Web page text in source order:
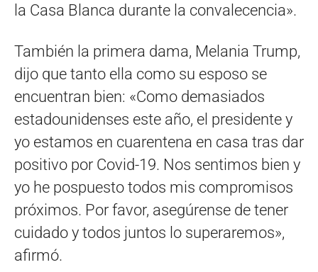
la Casa Blanca durante la convalecencia».
También la primera dama, Melania Trump,
dijo que tanto ella como su esposo se
encuentran bien: «Como demasiados
estadounidenses este año, el presidente y
yo estamos en cuarentena en casa tras dar
positivo por Covid-19. Nos sentimos bien y
yo he pospuesto todos mis compromisos
próximos. Por favor, asegúrense de tener
cuidado y todos juntos lo superaremos»,
afirmó.